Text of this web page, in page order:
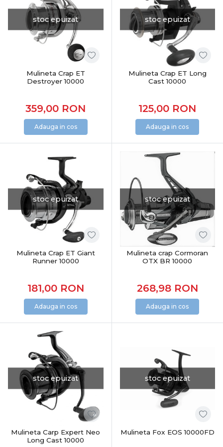
stoc epuizat
Mulineta Crap ET
Destroyer 10000
359,00 RON
Adauga in cos
stoc epuizat
Mulineta Crap ET Long
Cast 10000
125,00 RON
Adauga in cos
stoc epuizat
Mulineta Crap ET Giant
Runner 10000
181,00 RON
Adauga in cos
stoc epuizat
Mulineta crap Cormoran
OTX BR 10000
268,98 RON
Adauga in cos
stoc epuizat
Mulineta Carp Expert Neo
Long Cast 10000
stoc epuizat
Mulineta Fox EOS 10000FD